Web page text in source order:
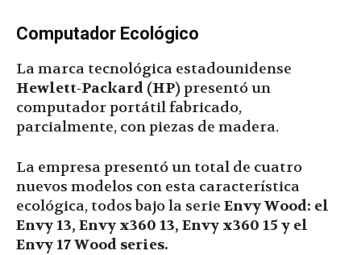
Computador Ecológico
La marca tecnológica estadounidense
Hewlett-Packard (HP)presentó un
computador portátil fabricado,
parcialmente, con piezas de madera.
La empresa presentó un total de cuatro
nuevos modelos con esta característica
ecológica, todos bajo la serie Envy Wood: el
Envy 13, Envy x360 13, Envy x360 15 y el
Envy 17 Wood series.